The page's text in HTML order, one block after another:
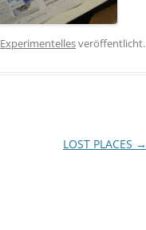
Experimentellesveröffentlicht.
LOST PLACES →